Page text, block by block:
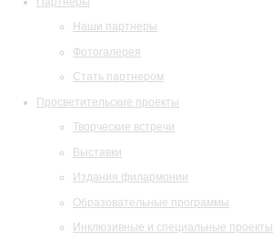
Наши партнеры
Фотогалерея
Стать партнером
Просветительские проекты
Творческие встречи
Выставки
Издания филармонии
Образовательные программы
Инклюзивные и специальные проекты